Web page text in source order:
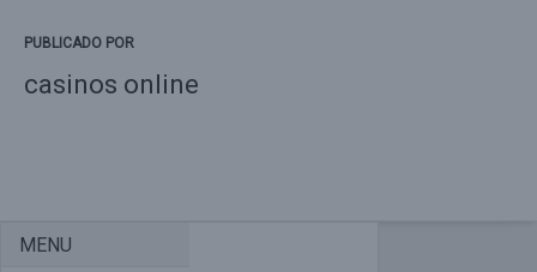
PUBLICADO POR
casinos online
MENU